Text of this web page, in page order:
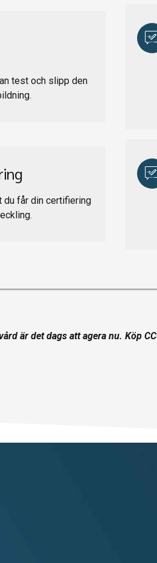
test och slipp den
får din certifiering
är det dags att agera nu. Köp